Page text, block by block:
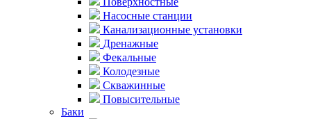
Насосные станции
Канализационные установки
Дренажные
Фекальные
Колодезные
Скважинные
Повысительные
Баки